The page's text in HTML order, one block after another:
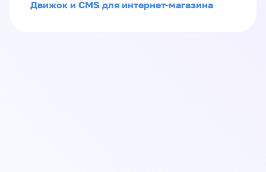
Движок и CMS для интернет-магазина